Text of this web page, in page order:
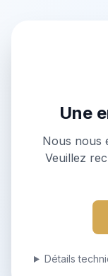
Une
Nous nous
Veuillez
Détails